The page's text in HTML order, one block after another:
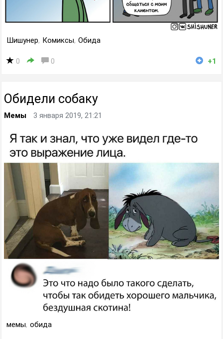
Шишунер, Комиксы, Обида
0 0 +1
Обидели собаку
Мемы 3 января 2019, 21:21
мемы, обида